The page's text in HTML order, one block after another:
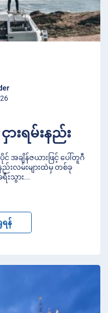
းရမ်းနည်း
အချိန်ဇယားဖြင့် ပေါ်တူဂီ
လမ်းများထဲမှ တစ်ခု
းသွား...
န်